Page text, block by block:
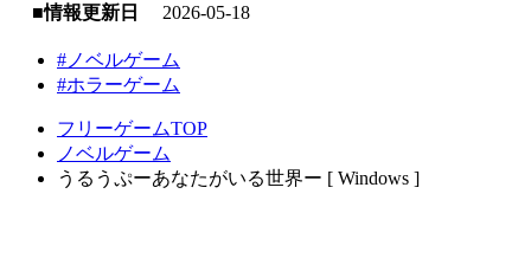
■情報更新日
2026-05-18
#ノベルゲーム
#ホラーゲーム
フリーゲームTOP
ノベルゲーム
うるうぷーあなたがいる世界ー [ Windows ]